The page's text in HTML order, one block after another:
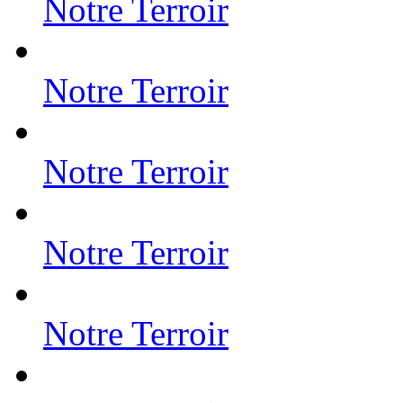
Notre Terroir
Notre Terroir
Notre Terroir
Notre Terroir
Notre Terroir